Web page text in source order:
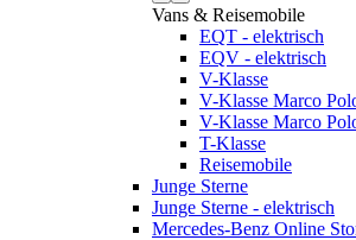
Vans & Reisemobile
EQT - elektrisch
EQV - elektrisch
V-Klasse
V-Klasse Marco
V-Klasse Marco
T-Klasse
Reisemobile
Junge Sterne
Junge Sterne - elektrisch
Mercedes-Benz Online